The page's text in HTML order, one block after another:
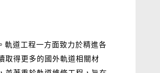
軌道工程一方面致力於精進各
取得更多的國外軌道相關材